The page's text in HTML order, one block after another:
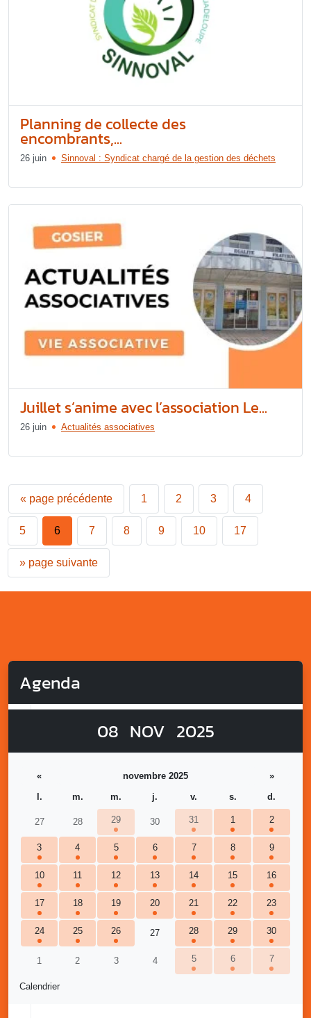
Planning de collecte des
encombrants,...
26 juin Sinnoval : Syndicat chargé de la gestion des déchets
Juillet s’anime avec l’association Le...
26 juin Actualités associatives
« page précédente 1 2 3 4
5 6 7 8 9 10 17
» page suivante
Agenda
08 NOV 2025
Calendrier
« novembre 2025
»
l.
m. m. j. v. s. d.
27 28 29 30 31 1 2
3 4 5 6 7 8 9
10 11 12 13 14 15 16
17 18 19 20 21 22 23
24 25 26 27 28 29 30
1 2 3 4 5 6 7